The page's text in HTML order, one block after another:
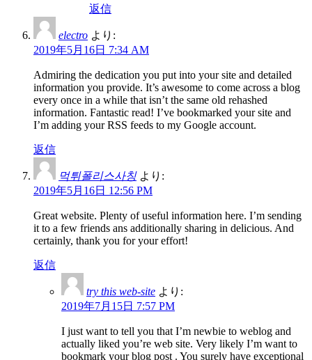
返信
electro より:
2019年5月16日 7:34 AM
Admiring the dedication you put into your site and detailed
information you provide. It’s awesome to come across a blog
every once in a while that isn’t the same old rehashed
information. Fantastic read! I’ve bookmarked your site and
I’m adding your RSS feeds to my Google account.
返信
먹튀폴리스사칭 より:
2019年5月16日 12:56 PM
Great website. Plenty of useful information here. I’m sending
it to a few friends ans additionally sharing in delicious. And
certainly, thank you for your effort!
返信
try this web-site より:
2019年7月15日 7:57 PM
I just want to tell you that I’m newbie to weblog and
actually liked you’re web site. Very likely I’m want to
bookmark your blog post . You surely have exceptional